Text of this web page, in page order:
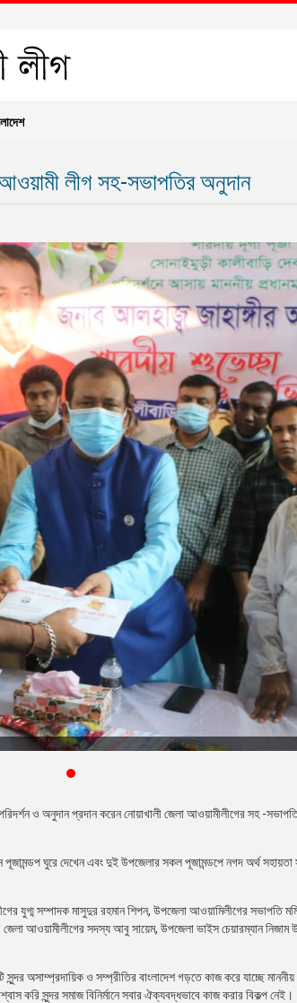
লীগ সহ-সভাপতির অনুদান
ও অনুদান প্রদান করেন নোয়াখালী জেলা আওয়ামীলীগের সহ -
পূজামন্ডপ ঘুরে দেখেন এবং দুই উপজেলার সকল পূজামন্ডপে নগদ অর্থ
যুগ্ম সম্পাদক মাসুদুর রহমান শিপন, উপজেলা আওয়ামিলীগের সভাপতি
জেলা আওয়ামীলীগের সদস্য আবু সায়েম, উপজেলা ভাইস চেয়ারম্যান নিজাম
অসাম্প্রদায়িক ও সম্প্রীতির বাংলাদেশ গড়তে কাজ করে যাচ্ছে মাননীয়
করি সুন্দর সমাজ বিনির্মানে সবার ঐক্যবদ্ধভাবে কাজ করার বিকল্প নেই।